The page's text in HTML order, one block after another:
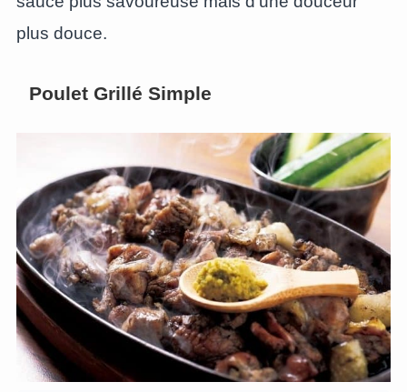
plus douce.
Poulet Grillé Simple